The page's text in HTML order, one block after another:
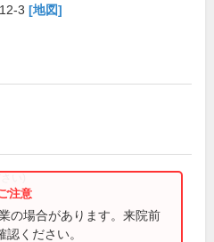
3 [地図]
い)
の場合があります。来院前
ください。